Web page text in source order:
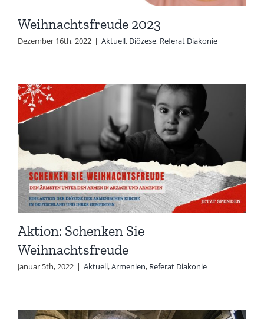
Weihnachtsfreude 2023
Dezember 16th, 2022 | Aktuell, Diözese, Referat Diakonie
Aktion: Schenken Sie
Weihnachtsfreude
Januar 5th, 2022 | Aktuell,Armenien, Referat Diakonie